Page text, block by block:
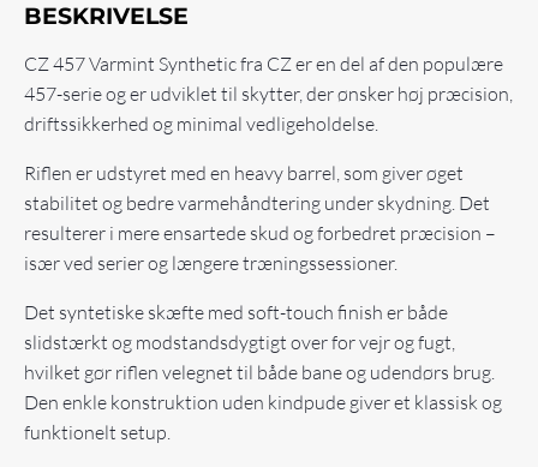
BESKRIVELSE
CZ 457 Varmint Synthetic fra CZer en del af den populære
457-serie og er udviklet til skytter, der ønsker høj præcision,
driftssikkerhed og minimal vedligeholdelse.
Riflen er udstyret med en heavy barrel, som giver øget
stabilitet og bedre varmehåndtering under skydning. Det
resulterer i mere ensartede skud og forbedret præcision –
især ved serier og længere træningssessioner.
Det syntetiske skæfte med soft-touch finish er både
slidstærkt og modstandsdygtigt over for vejr og fugt,
hvilket gør riflen velegnet til både bane og udendørs brug.
Den enkle konstruktion uden kindpude giver et klassisk og
funktionelt setup.